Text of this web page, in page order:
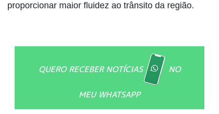
proporcionar maior fluidez ao trânsito da região.
QUERO RECEBER NOTÍCIAS NO
MEU WHATSAPP